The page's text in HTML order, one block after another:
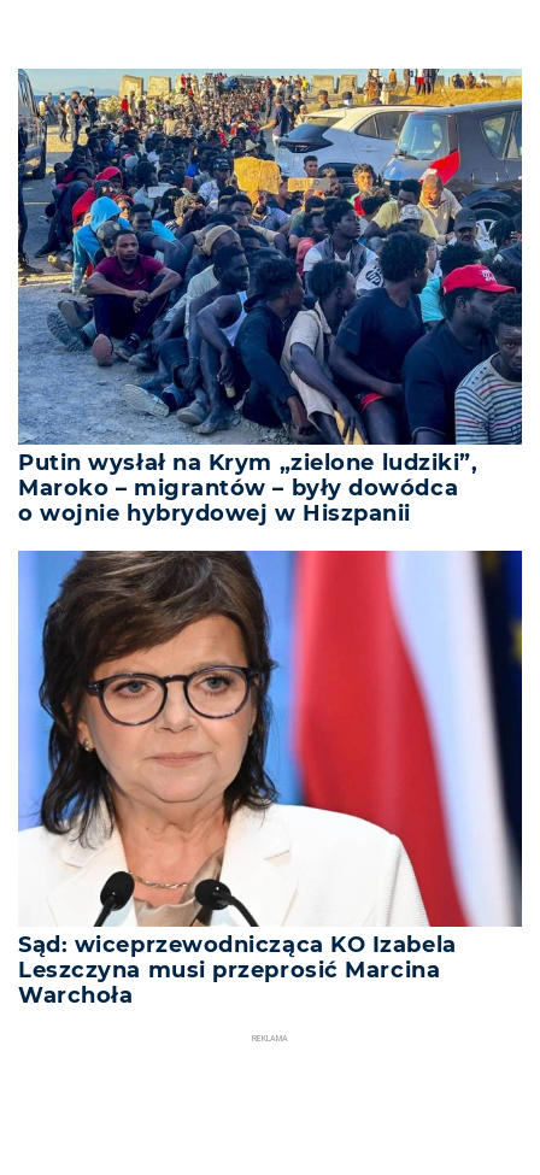
Putin wysłał na Krym „zielone ludziki”,
Maroko – migrantów – były dowódca
o wojnie hybrydowej w Hiszpanii
Sąd: wiceprzewodnicząca KO Izabela
Leszczyna musi przeprosić Marcina
Warchoła
REKLAMA